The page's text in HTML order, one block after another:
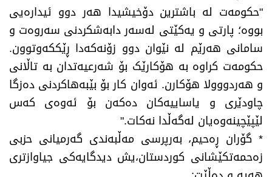
​"حکومەت لە باشترین دۆخیشیدا هەر دوو ئیدارەیی
بووە؛ پارتی و یەکێتی لەسەر دابەشکردنی سەروەت و
سامانی هەرێم لە نێوان دوو زۆنەکەدا ڕێککەوتوون.
حکومەت کراوە بە هۆکارێک بۆ شەرعیەتدان بە تاڵانی
و هەردووولا هۆکارن. ئەوان کار بۆ بێبەهاکردنی دەزگا
چاودێری و یاساییەکان دەکەن بۆ ئەوەی کەس
لێپێچینەوەیان لەگەڵدا نەکات."
​* گۆران ڕەحیم، بەرپرسی مەڵبەندی گەرمیانی حزبی
زەحمەتکێشانی کوردستان،یش دیدگایەکی جیاوازتری